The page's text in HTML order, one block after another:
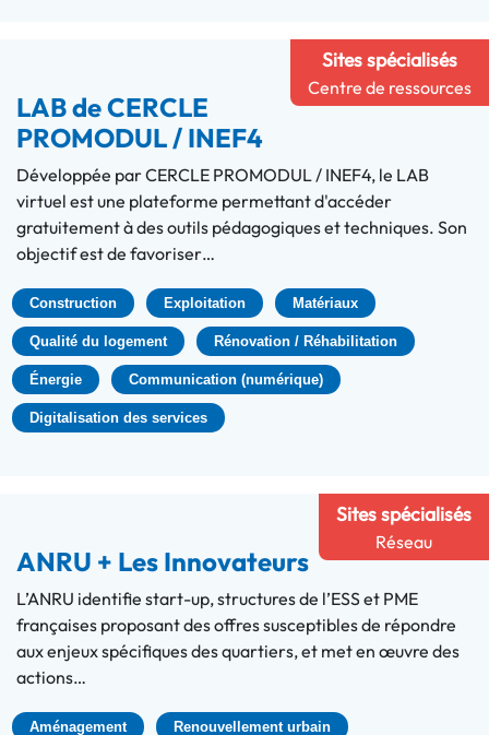
Sites spécialisés
Centre de ressources
LAB de CERCLE
PROMODUL / INEF4
Développée par CERCLE PROMODUL / INEF4, le LAB
virtuel est une plateforme permettant d'accéder
gratuitement à des outils pédagogiques et techniques. Son
objectif est de favoriser…
Construction Exploitation Matériaux
Qualité du logement Rénovation / Réhabilitation
Énergie Communication (numérique)
Digitalisation des services
Sites spécialisés
Réseau
ANRU + Les Innovateurs
L’ANRU identifie start-up, structures de l’ESS et PME
françaises proposant des offres susceptibles de répondre
aux enjeux spécifiques des quartiers, et met en œuvre des
actions…
Aménagement Renouvellement urbain